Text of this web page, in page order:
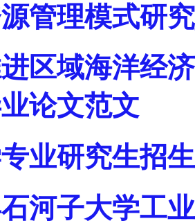
管理模式研
区域海洋经
论文范文
业研究生招
河子大学工